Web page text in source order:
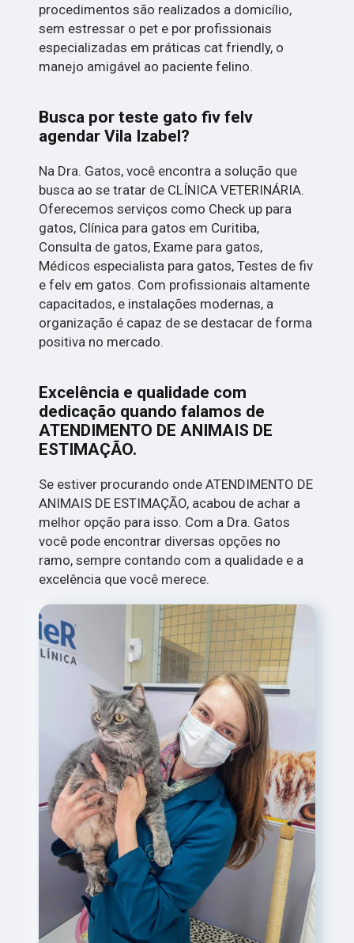
procedimentos são realizados a domicílio,
sem estressar o pet e por profissionais
especializadas em práticas cat friendly, o
manejo amigável ao paciente felino.
Busca por teste gato fiv felv
agendar Vila Izabel?
Na Dra. Gatos, você encontra a solução que
busca ao se tratar de CLÍNICA VETERINÁRIA.
Oferecemos serviços como Check up para
gatos, Clínica para gatos em Curitiba,
Consulta de gatos, Exame para gatos,
Médicos especialista para gatos, Testes de fiv
e felv em gatos. Com profissionais altamente
capacitados, e instalações modernas, a
organização é capaz de se destacar de forma
positiva no mercado.
Excelência e qualidade com
dedicação quando falamos de
ATENDIMENTO DE ANIMAIS DE
ESTIMAÇÃO.
Se estiver procurando onde ATENDIMENTO DE
ANIMAIS DE ESTIMAÇÃO, acabou de achar a
melhor opção para isso. Com a Dra. Gatos
você pode encontrar diversas opções no
ramo, sempre contando com a qualidade e a
excelência que você merece.